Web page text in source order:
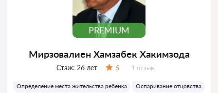
PREMIUM
Мирзовалиен Хамзабек Хакимзода
Стаж: 26 лет 5 Отзывов:
1 отзыв
Определение места жительства ребенка
Оспаривание отцовства